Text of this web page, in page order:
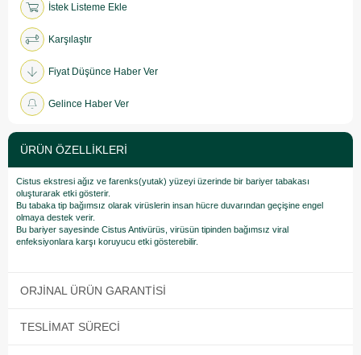
İstek Listeme Ekle
Karşılaştır
Fiyat Düşünce Haber Ver
Gelince Haber Ver
ÜRÜN ÖZELLIKLERI
Cistus ekstresi ağız ve farenks(yutak) yüzeyi üzerinde bir bariyer tabakası
oluşturarak etki gösterir.
Bu tabaka tip bağımsız olarak virüslerin insan hücre duvarından geçişine engel
olmaya destek verir.
Bu bariyer sayesinde Cistus Antivürüs, virüsün tipinden bağımsız viral
enfeksiyonlara karşı koruyucu etki gösterebilir.
ORJINAL ÜRÜN GARANTISI
TESLIMAT SÜRECI